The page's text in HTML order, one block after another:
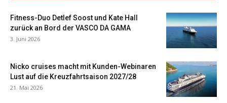
Fitness-Duo Detlef Soost und Kate Hall
zurück an Bord der VASCO DA GAMA
3. Juni 2026
Nicko cruises macht mit Kunden-Webinaren
Lust auf die Kreuzfahrtsaison 2027/28
21. Mai 2026